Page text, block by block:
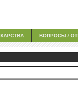
ВОПРОСЫ /